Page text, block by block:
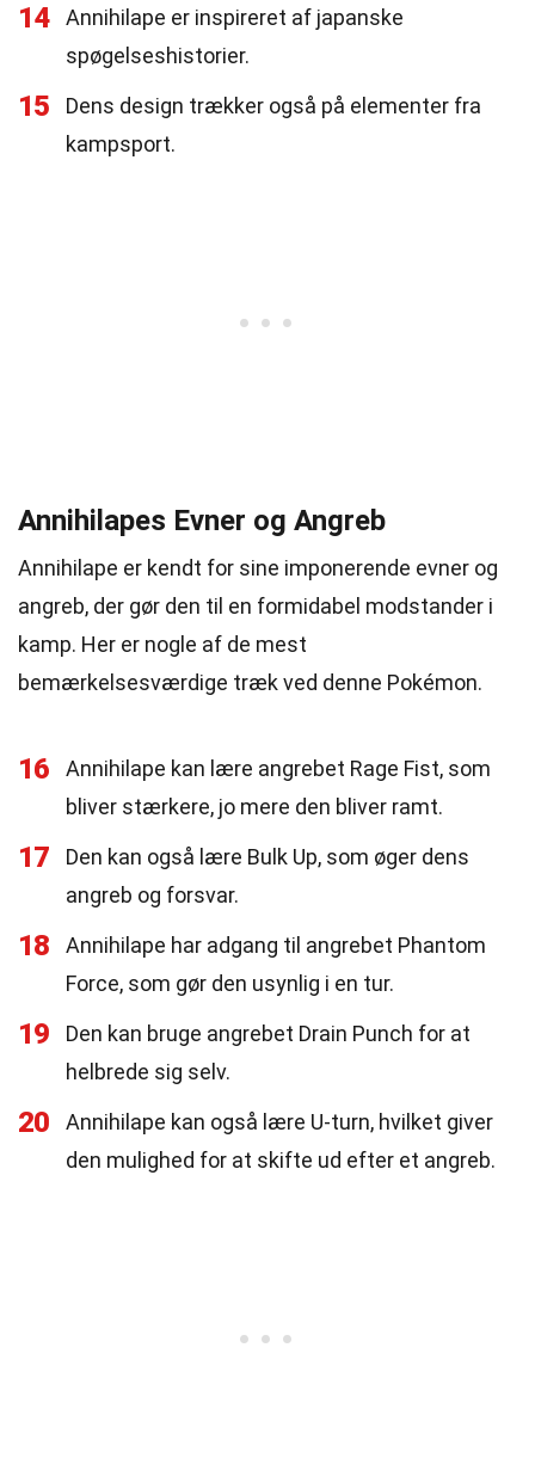
14
Annihilape er inspireret af japanske
spøgelseshistorier.
15
Dens design trækker også på elementer fra
kampsport.
Annihilapes Evner og Angreb
Annihilape er kendt for sine imponerende evner og
angreb, der gør den til en formidabel modstander i
kamp. Her er nogle af de mest
bemærkelsesværdige træk ved denne Pokémon.
16
Annihilape kan lære angrebet Rage Fist, som
bliver stærkere, jo mere den bliver ramt.
17
Den kan også lære Bulk Up, som øger dens
angreb og forsvar.
18
Annihilape har adgang til angrebet Phantom
Force, som gør den usynlig i en tur.
19
Den kan bruge angrebet Drain Punch for at
helbrede sig selv.
20
Annihilape kan også lære U-turn, hvilket giver
den mulighed for at skifte ud efter et angreb.